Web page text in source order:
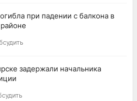
при падении с балкона в
задержали начальника